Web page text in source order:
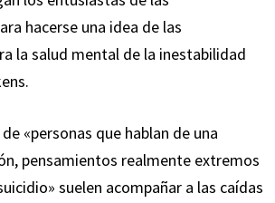
hacerse una idea de las
la salud mental de la inestabilidad
«personas que hablan de una
pensamientos realmente extremos
suelen acompañar a las caídas